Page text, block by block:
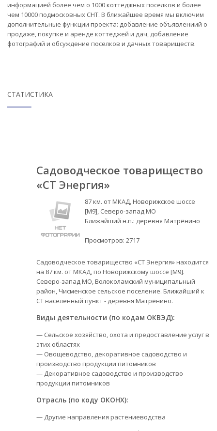
информацией более чем о 1000 коттеджных поселков и более
чем 10000 подмосковных СНТ. В ближайшее время мы включим
дополнительные функции проекта: добавление объявлениий о
продаже, покупке и аренде коттеджей и дач, добавление
фотографий и обсуждение поселков и дачных товариществ.
СТАТИСТИКА
Садоводческое товарищество
«СТ Энергия»
87 км. от МКАД, Новорижское шоссе
[М9], Северо-запад МО
Ближайший н.п.: деревня Матрёнино
Просмотров: 2717
Садоводческое товарищество «СТ Энергия» находится
на 87 км. от МКАД, по Новорижскому шоссе [М9].
Северо-запад МО, Волоколамский муниципальный
район, Чисменское сельское поселение. Ближайший к
СТ населенный пункт - деревня Матрёнино.
Виды деятельности (по кодам ОКВЭД):
— Сельское хозяйство, охота и предоставление услуг в
этих областях
— Овощеводство, декоративное садоводство и
производство продукции питомников
— Декоративное садоводство и производство
продукции питомников
Отрасль (по коду ОКОНХ):
— Другие направления растениеводства